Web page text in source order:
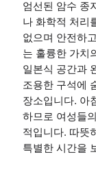
엄선된 암수 종
나 화학적 처리
없으며 안전하
는 훌륭한 가치
일본식 공간과
조용한 구석에
장소입니다. 아
하므로 여성들
적입니다. 따뜻
특별한 시간을